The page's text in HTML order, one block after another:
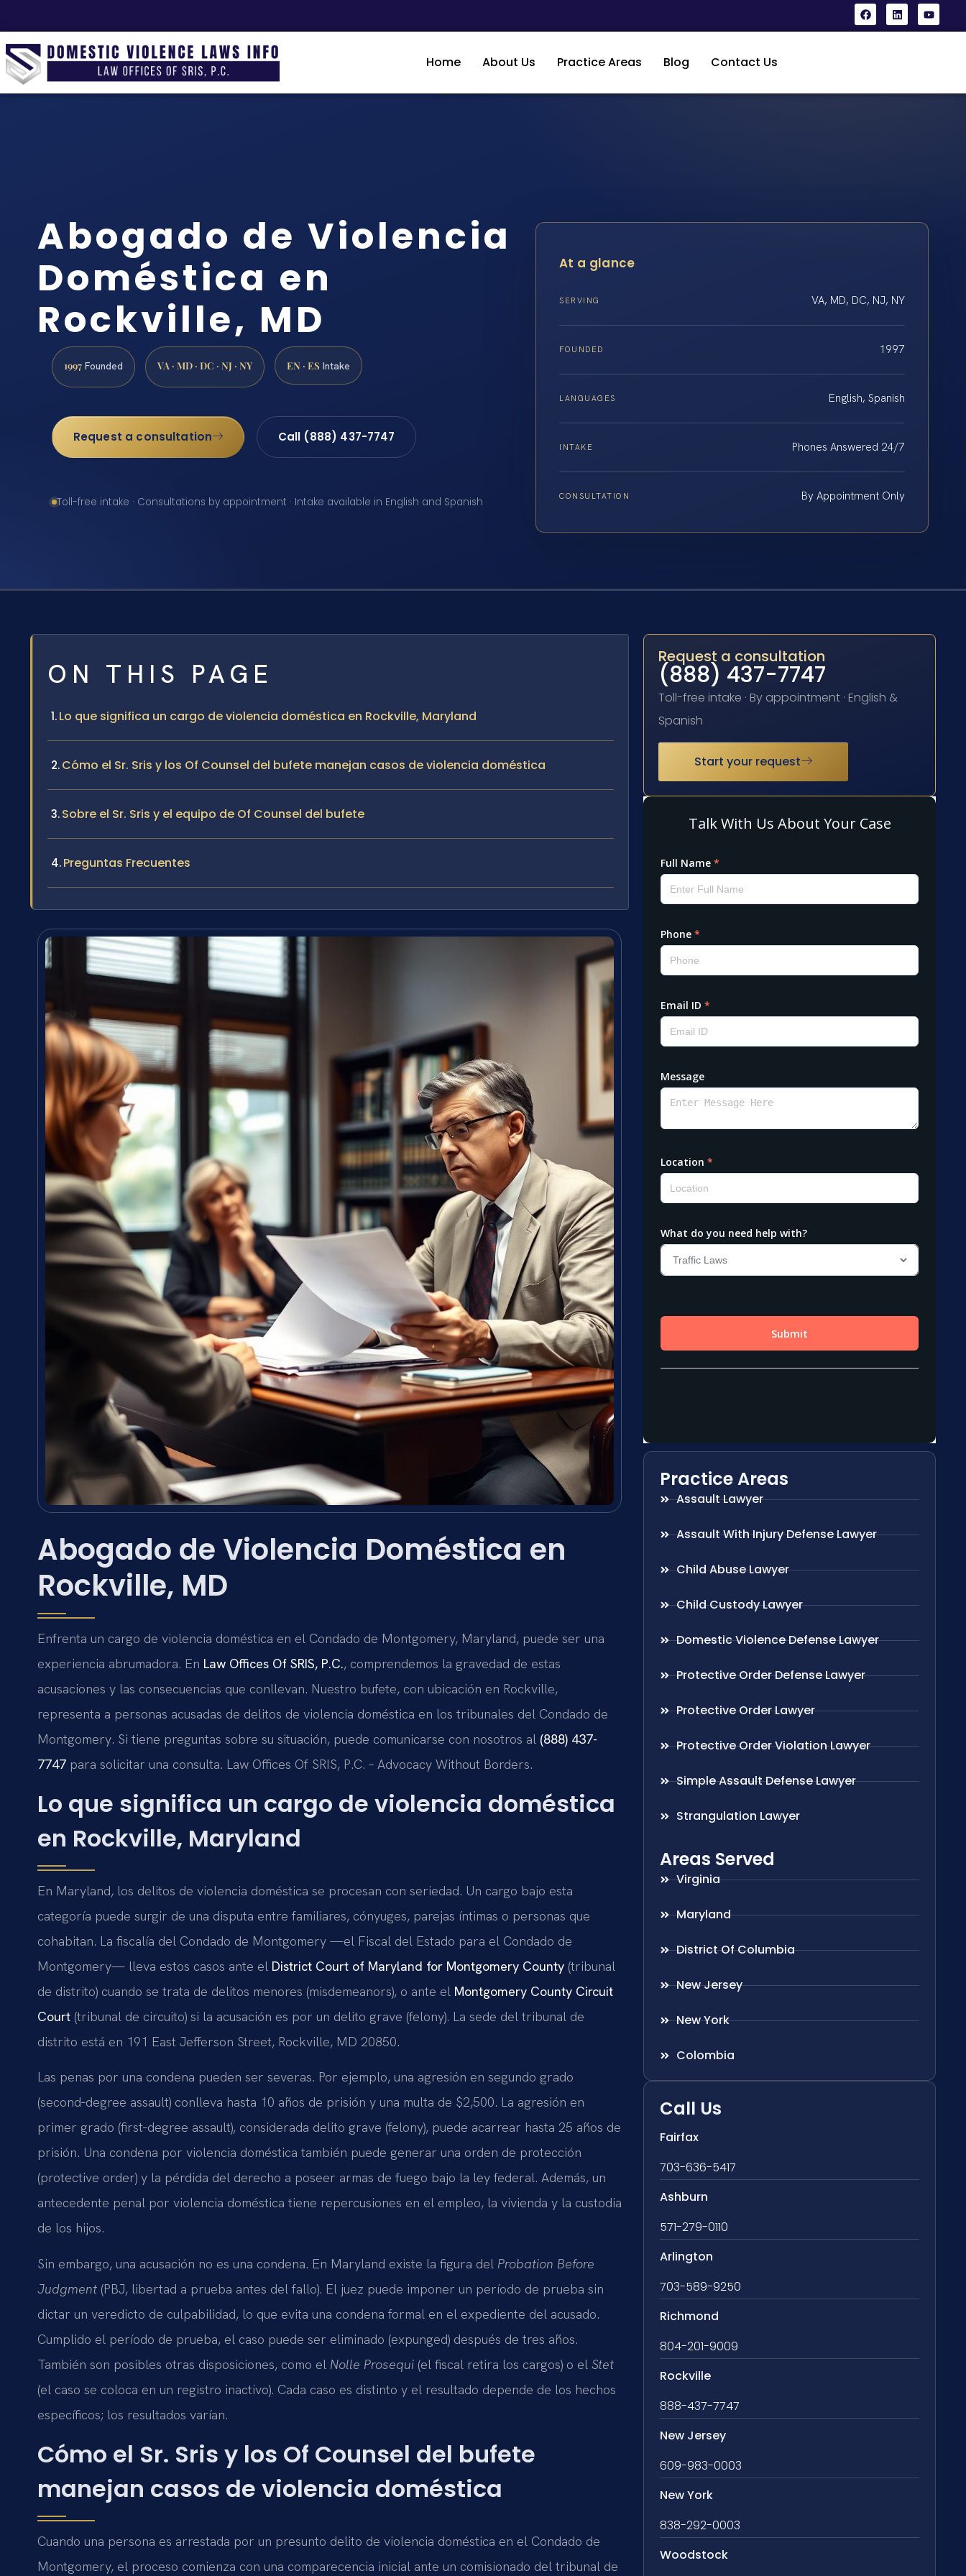
Home About Us Practice Areas Blog Contact Us
Abogado de Violencia
Doméstica en
Rockville, MD
1997 Founded VA · MD · DC · NJ · NY EN · ES Intake
Request a consultation Call (888) 437-7747
Toll-free intake · Consultations by appointment · Intake available in English and Spanish
At a glance
SERVING VA, MD, DC, NJ, NY
FOUNDED 1997
LANGUAGES English, Spanish
INTAKE Phones Answered 24/7
CONSULTATION By Appointment Only
ON THIS PAGE
Lo que significa un cargo de violencia doméstica en Rockville, Maryland
Cómo el Sr. Sris y los Of Counsel del bufete manejan casos de violencia doméstica
Sobre el Sr. Sris y el equipo de Of Counsel del bufete
Preguntas Frecuentes
Abogado de Violencia Doméstica en
Rockville, MD
Enfrenta un cargo de violencia doméstica en el Condado de Montgomery, Maryland, puede ser una
experiencia abrumadora. En Law Offices Of SRIS, P.C., comprendemos la gravedad de estas
acusaciones y las consecuencias que conllevan. Nuestro bufete, con ubicación en Rockville,
representa a personas acusadas de delitos de violencia doméstica en los tribunales del Condado de
Montgomery. Si tiene preguntas sobre su situación, puede comunicarse con nosotros al (888) 437-
7747 para solicitar una consulta. Law Offices Of SRIS, P.C. – Advocacy Without Borders.
Lo que significa un cargo de violencia doméstica
en Rockville, Maryland
En Maryland, los delitos de violencia doméstica se procesan con seriedad. Un cargo bajo esta
categoría puede surgir de una disputa entre familiares, cónyuges, parejas íntimas o personas que
cohabitan. La fiscalía del Condado de Montgomery —el Fiscal del Estado para el Condado de
Montgomery— lleva estos casos ante el District Court of Maryland for Montgomery County (tribunal
de distrito) cuando se trata de delitos menores (misdemeanors), o ante el Montgomery County Circuit
Court (tribunal de circuito) si la acusación es por un delito grave (felony). La sede del tribunal de
distrito está en 191 East Jefferson Street, Rockville, MD 20850.
Las penas por una condena pueden ser severas. Por ejemplo, una agresión en segundo grado
(second‑degree assault) conlleva hasta 10 años de prisión y una multa de $2,500. La agresión en
primer grado (first‑degree assault), considerada delito grave (felony), puede acarrear hasta 25 años de
prisión. Una condena por violencia doméstica también puede generar una orden de protección
(protective order) y la pérdida del derecho a poseer armas de fuego bajo la ley federal. Además, un
antecedente penal por violencia doméstica tiene repercusiones en el empleo, la vivienda y la custodia
de los hijos.
Sin embargo, una acusación no es una condena. En Maryland existe la figura del Probation Before
Judgment (PBJ, libertad a prueba antes del fallo). El juez puede imponer un período de prueba sin
dictar un veredicto de culpabilidad, lo que evita una condena formal en el expediente del acusado.
Cumplido el período de prueba, el caso puede ser eliminado (expunged) después de tres años.
También son posibles otras disposiciones, como el Nolle Prosequi (el fiscal retira los cargos) o el Stet
(el caso se coloca en un registro inactivo). Cada caso es distinto y el resultado depende de los hechos
específicos; los resultados varían.
Cómo el Sr. Sris y los Of Counsel del bufete
manejan casos de violencia doméstica
Cuando una persona es arrestada por un presunto delito de violencia doméstica en el Condado de
Montgomery, el proceso comienza con una comparecencia inicial ante un comisionado del tribunal de
Request a consultation
(888) 437-7747
Toll-free intake · By appointment · English &
Spanish
Start your request
Practice Areas
Assault Lawyer
Assault With Injury Defense Lawyer
Child Abuse Lawyer
Child Custody Lawyer
Domestic Violence Defense Lawyer
Protective Order Defense Lawyer
Protective Order Lawyer
Protective Order Violation Lawyer
Simple Assault Defense Lawyer
Strangulation Lawyer
Areas Served
Virginia
Maryland
District Of Columbia
New Jersey
New York
Colombia
Call Us
Fairfax
703-636-5417
Ashburn
571-279-0110
Arlington
703-589-9250
Richmond
804-201-9009
Rockville
888-437-7747
New Jersey
609-983-0003
New York
838-292-0003
Woodstock